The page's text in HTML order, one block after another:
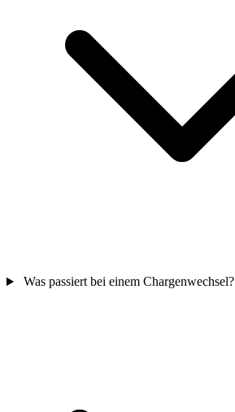
Was passiert bei einem Chargenwechsel?